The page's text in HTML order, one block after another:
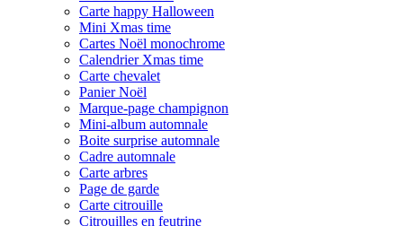
Carte happy Halloween
Mini Xmas time
Cartes Noël monochrome
Calendrier Xmas time
Carte chevalet
Panier Noël
Marque-page champignon
Mini-album automnale
Boite surprise automnale
Cadre automnale
Carte arbres
Page de garde
Carte citrouille
Citrouilles en feutrine